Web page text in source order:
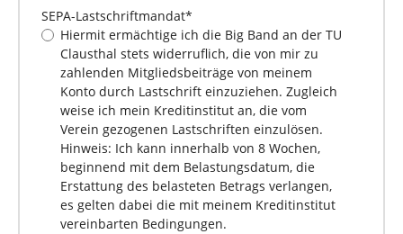
SEPA-Lastschriftmandat*
Hiermit ermächtige ich die Big Band an der TU
Clausthal stets widerruflich, die von mir zu
zahlenden Mitgliedsbeiträge von meinem
Konto durch Lastschrift einzuziehen. Zugleich
weise ich mein Kreditinstitut an, die vom
Verein gezogenen Lastschriften einzulösen.
Hinweis: Ich kann innerhalb von 8 Wochen,
beginnend mit dem Belastungsdatum, die
Erstattung des belasteten Betrags verlangen,
es gelten dabei die mit meinem Kreditinstitut
vereinbarten Bedingungen.